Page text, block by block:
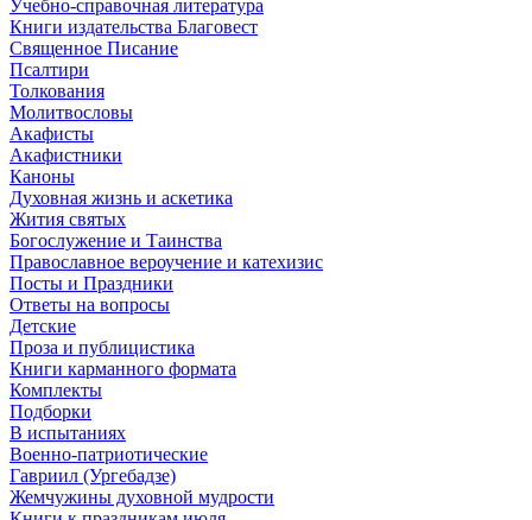
Учебно-справочная литература
Книги издательства Благовест
Священное Писание
Псалтири
Толкования
Молитвословы
Акафисты
Акафистники
Каноны
Духовная жизнь и аскетика
Жития святых
Богослужение и Таинства
Православное вероучение и катехизис
Посты и Праздники
Ответы на вопросы
Детские
Проза и публицистика
Книги карманного формата
Комплекты
Подборки
В испытаниях
Военно-патриотические
Гавриил (Ургебадзе)
Жемчужины духовной мудрости